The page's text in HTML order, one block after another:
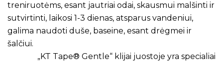
treniruotėms, esant jautriai odai, skausmui malšinti ir
sutvirtinti, laikosi 1-3 dienas, atsparus vandeniui,
galima naudoti duše, baseine, esant drėgmei ir
šalčiui.
„KT Tape® Gentle“ klijai juostoje yra specialiai